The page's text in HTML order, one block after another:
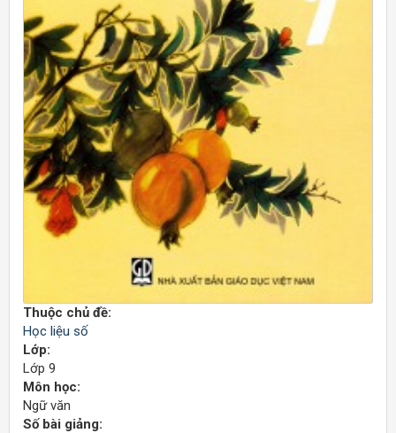
Thuộc chủ đề:
Học liệu số
Lớp:
Lớp 9
Môn học:
Ngữ văn
Số bài giảng: